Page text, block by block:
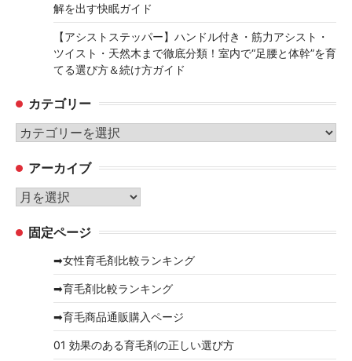
解を出す快眠ガイド
【アシストステッパー】ハンドル付き・筋力アシスト・
ツイスト・天然木まで徹底分類！室内で“足腰と体幹”を育
てる選び方＆続け方ガイド
カテゴリー
カ
ゴ
リ
ー
アーカイブ
ア
カ 固定ページ
➡女性育毛剤比較ランキング
➡育毛剤比較ランキング
➡育毛商品通販購入ページ
01 効果のある育毛剤の正しい選び方